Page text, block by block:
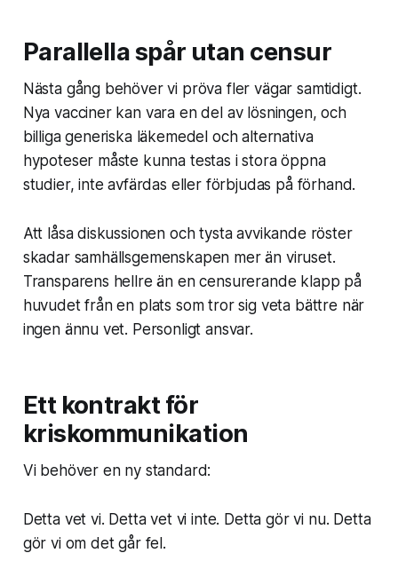
Parallella spår utan censur
Nästa gång behöver vi pröva fler vägar samtidigt.
Nya vacciner kan vara en del av lösningen, och
billiga generiska läkemedel och alternativa
hypoteser måste kunna testas i stora öppna
studier, inte avfärdas eller förbjudas på förhand.
Att låsa diskussionen och tysta avvikande röster
skadar samhällsgemenskapen mer än viruset.
Transparens hellre än en censurerande klapp på
huvudet från en plats som tror sig veta bättre när
ingen ännu vet. Personligt ansvar.
Ett kontrakt för
kriskommunikation
Vi behöver en ny standard:
Detta vet vi. Detta vet vi inte. Detta gör vi nu. Detta
gör vi om det går fel.